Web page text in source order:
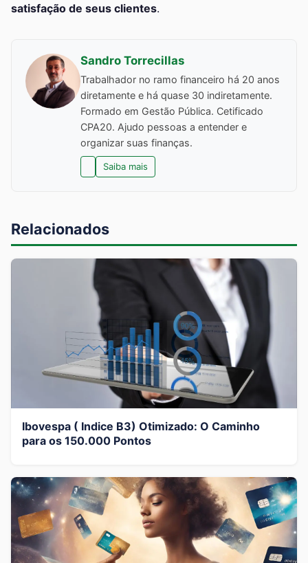
satisfação de seus clientes.
Sandro Torrecillas
Trabalhador no ramo financeiro há 20 anos
diretamente e há quase 30 indiretamente.
Formado em Gestão Pública. Cetificado
CPA20. Ajudo pessoas a entender e
organizar suas finanças.
Saiba mais
Relacionados
Ibovespa ( Indice B3) Otimizado: O Caminho
para os 150.000 Pontos